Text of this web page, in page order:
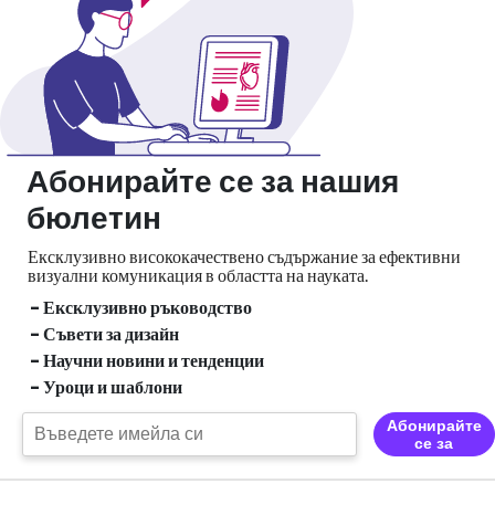
Абонирайте се за нашия
бюлетин
Ексклузивно висококачествено съдържание за ефективни
визуални комуникация в областта на науката.
- Ексклузивно ръководство
- Съвети за дизайн
- Научни новини и тенденции
- Уроци и шаблони
Абонирайте
се за